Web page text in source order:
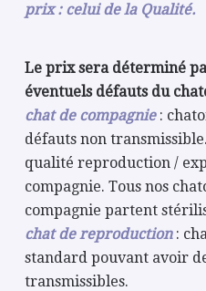
prix : celui de la Qualité.
Le prix sera déterminé
éventuels défauts du
chat de compagnie:
défauts non
qualité reproduction /
compagnie. Tous nos
compagnie partent
chat de reproduction:
standard pouvant avoir
transmissibles.